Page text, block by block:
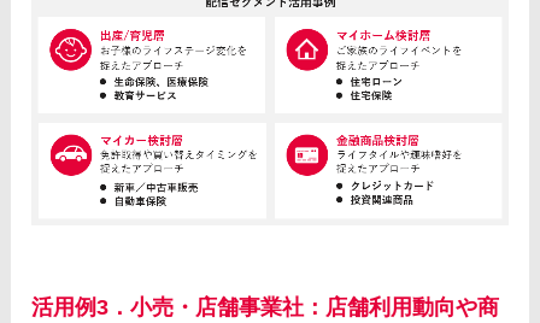
活用例3．小売・店舗事業社：店舗利用動向や商